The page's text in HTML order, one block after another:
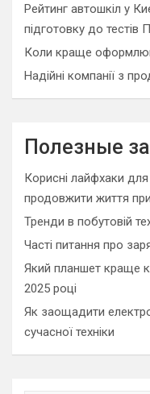
Рейтинг автошкіл у
підготовку до тестів
Коли краще
Надійні компанії з
Полезные
Корисні лайфхаки
продовжити життя
Тренди в побутовій
Часті питання про
Який планшет краще
2025 році
Як заощадити
сучасної техніки